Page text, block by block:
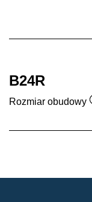
B24R
Rozmiar obudowy